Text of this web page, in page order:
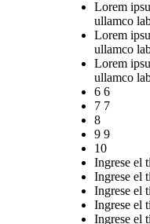
Lorem
ullamco
Lorem
ullamco
Lorem
ullamco
6 6
7 7
8
9 9
10
Ingrese el
Ingrese el
Ingrese el
Ingrese el
Ingrese el